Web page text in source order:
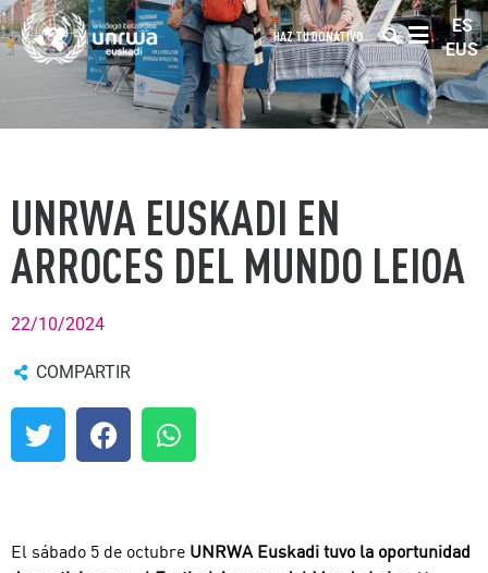
HAZ TU DONATIVO
ES
EUS
UNRWA EUSKADI EN
ARROCES DEL MUNDO LEIOA
22/10/2024
COMPARTIR
El sábado 5 de octubre UNRWA Euskadi tuvo la oportunidad